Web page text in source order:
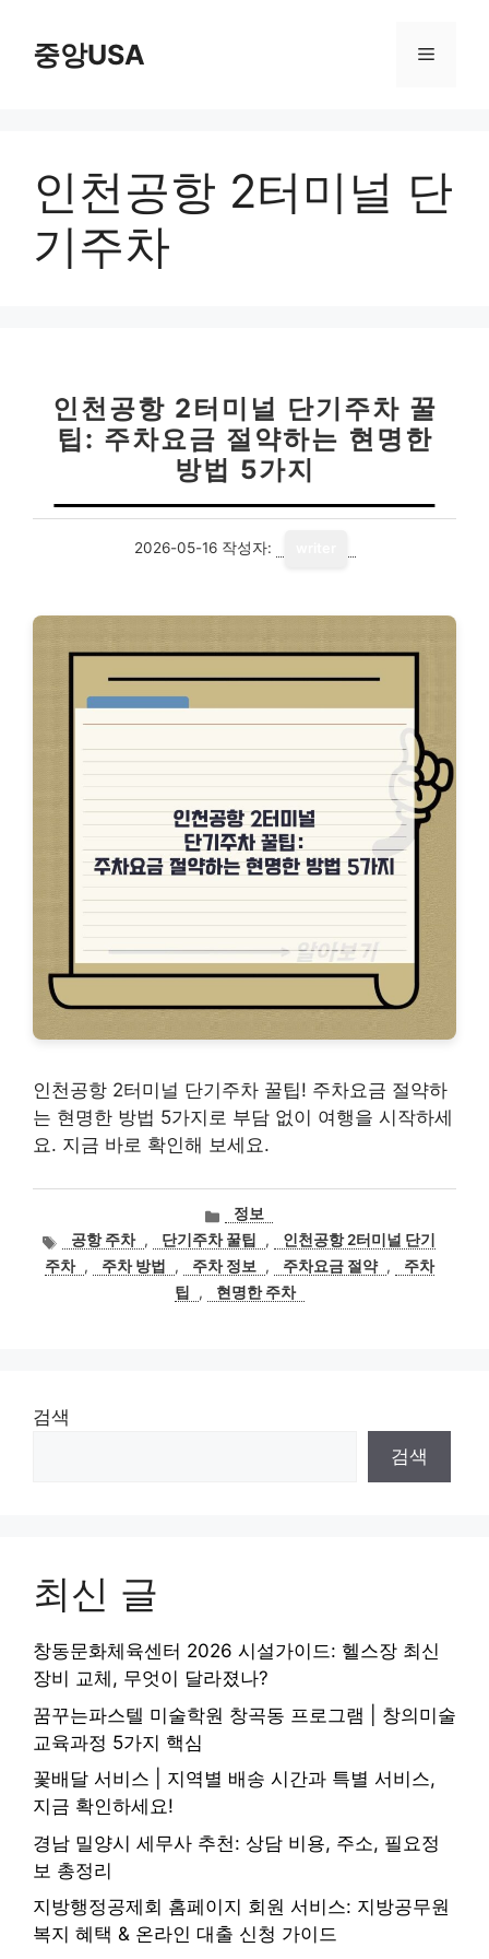
중앙USA 메
인천공항 2터미널 단
기주차
인천공항 2터미널 단기주차 꿀
팁: 주차요금 절약하는 현명한
방법 5가지
2026-05-16 작성자:
인천공항 2터미널 단기주차 꿀팁! 주차요금 절약하
는 현명한 방법 5가지로 부담 없이 여행을 시작하세
요. 지금 바로 확인해 보세요.
카
테
고
리
정보
태
그
공항 주차 , 단기주차 꿀팁 ,
인천공항 2터미널 단기
주차 , 주차 방법 , 주차 정보 , 주차요금 절약 ,
주차
팁
, 현명한 주차
검색
검색
최신 글
창동문화체육센터 2026 시설가이드: 헬스장 최신
장비 교체, 무엇이 달라졌나?
꿈꾸는파스텔 미술학원 창곡동 프로그램 | 창의미술
교육과정 5가지 핵심
꽃배달 서비스 | 지역별 배송 시간과 특별 서비스,
지금 확인하세요!
경남 밀양시 세무사 추천: 상담 비용, 주소, 필요정
보 총정리
지방행정공제회 홈페이지 회원 서비스: 지방공무원
복지 혜택 & 온라인 대출 신청 가이드